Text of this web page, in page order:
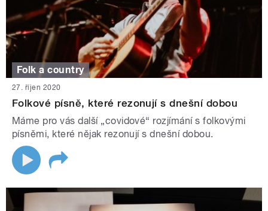
Folk a country
27. říjen 2020
Folkové písně, které rezonují s dnešní dobou
Máme pro vás další „covidové“ rozjímání s folkovými
písněmi, které nějak rezonují s dnešní dobou.